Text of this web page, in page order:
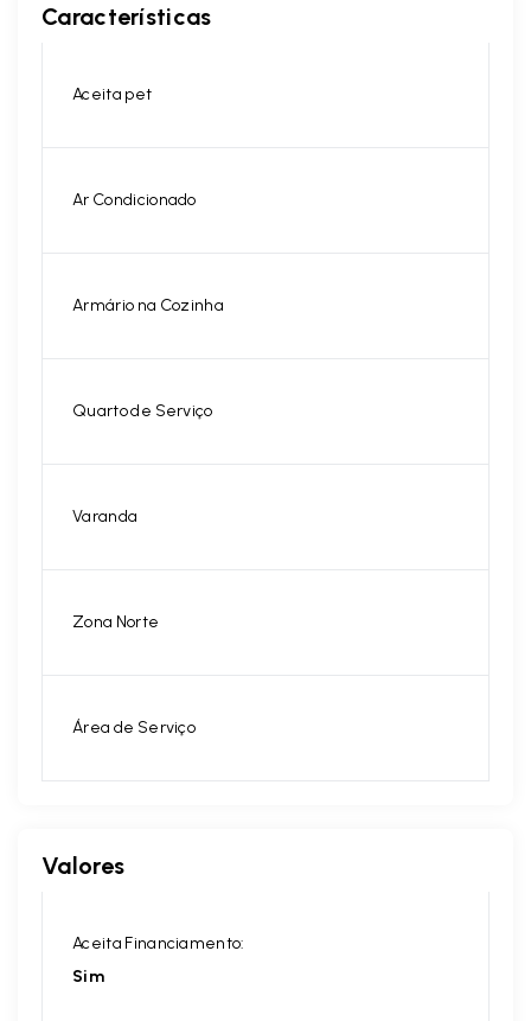
Características
Aceita pet
Ar Condicionado
Armário na Cozinha
Quarto de Serviço
Varanda
Zona Norte
Área de Serviço
Valores
Aceita Financiamento:
Sim